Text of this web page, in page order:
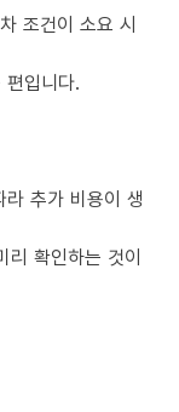
조건이 소요 시
입니다.
추가 비용이 생
리 확인하는 것이